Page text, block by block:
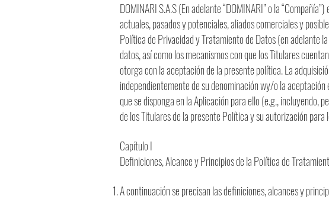
DOMINARI S.A.S (En adelante “DOMINARI” o la
actuales, pasados y potenciales, aliados comerciales y
Política de Privacidad y Tratamiento de Datos (en adelante
datos, así como los mecanismos con que los Titulares
otorga con la aceptación de la presente política. La
independientemente de su denominación wy/o la
que se disponga en la Aplicación para ello (e.g., incluyendo,
de los Titulares de la presente Política y su autorización
Capítulo I
Definiciones, Alcance y Principios de la Política de
A continuación se precisan las definiciones, alcances y